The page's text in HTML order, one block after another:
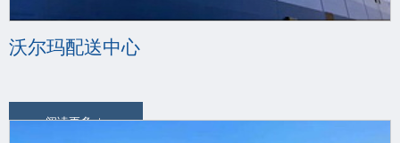
沃尔玛配送中心
阅读更多